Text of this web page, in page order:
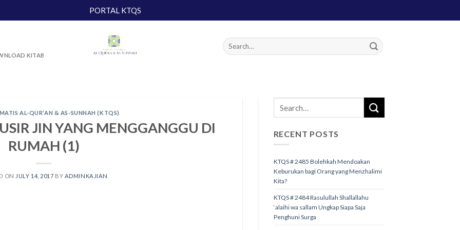
PORTAL KTQS
KITAB
AL-QUR’AN & AS-SUNNAH (KTQS)
JIN YANG MENGGANGGU DI
RUMAH (1)
ON JULY 14, 2017 BY ADMINKAJIAN
RECENT POSTS
KTQS # 2485 Bolehkah Mendoakan
Keburukan bagi Orang yang Menzhalimi
Kita?
KTQS # 2484 Rasulullah Shallallahu
‘alaihi wa sallam Ungkap Siapa Saja
Penghuni Surga